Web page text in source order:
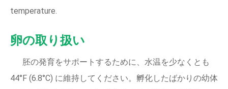
temperature.
卵の取り扱い
胚の発育をサポートするために、水温を少なくとも
44°F (6.8°C) に維持してください。孵化したばかりの幼体